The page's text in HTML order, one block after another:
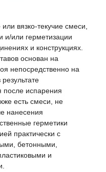
вязко-текучие смеси,
и/или герметизации
и конструкциях.
основан на
непосредственно на
после испарения
есть смеси, не
нанесения
герметики
практически с
бетонными,
и